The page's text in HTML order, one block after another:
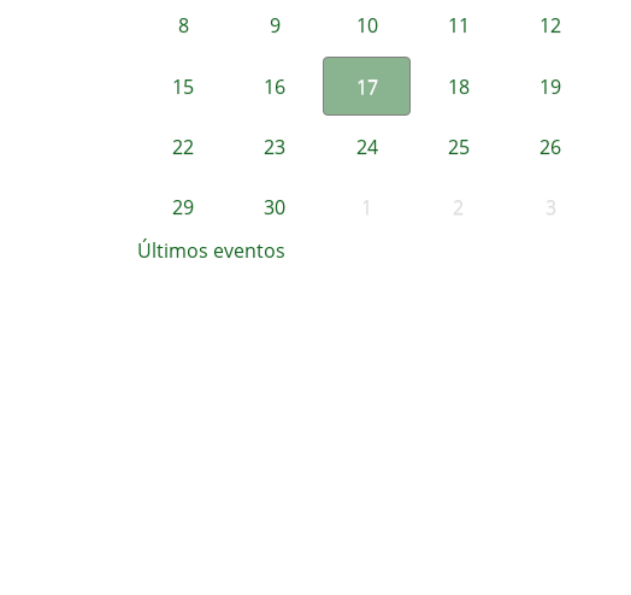
8 9 10 11 12
15 16 17 18 19
22 23 24 25 26
29 30 1 2 3
Últimos eventos